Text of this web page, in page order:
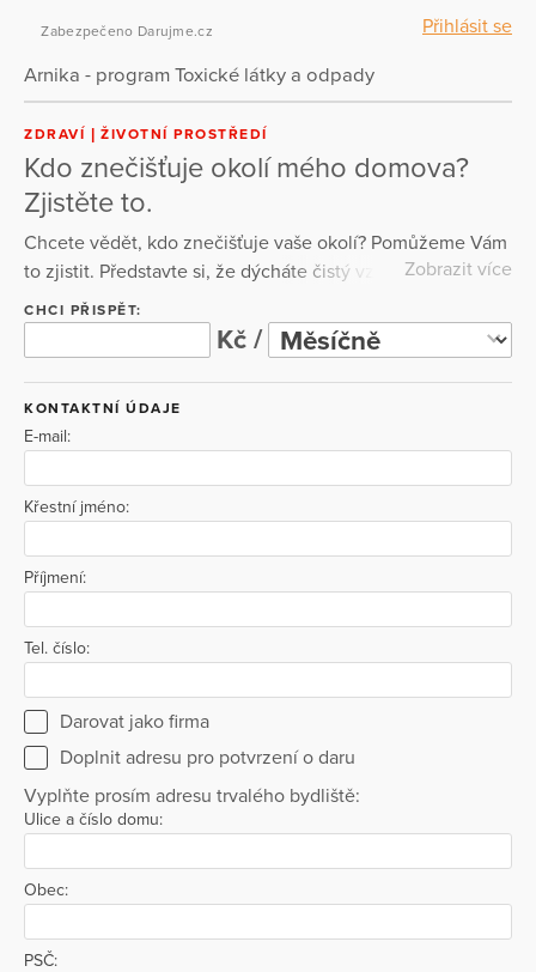
Přihlásit se
Zabezpečeno Darujme.cz
Arnika - program Toxické látky a odpady
ZDRAVÍ ŽIVOTNÍ PROSTŘEDÍ
Kdo znečišťuje okolí mého domova?
Zjistěte to.
Chcete vědět, kdo znečišťuje vaše okolí? Pomůžeme Vám
to zjistit. Představte si, že dýcháte čistý vzduch a pijete
osvěžující vodu – a víte, že to tak zůstane. Jenže bez
informací nemáme kontrolu. Právě proto vznikl projekt
„Kdo znečišťuje okolí mého domova?“ Díky veřejnému
systému Integrovaného registru znečišťování (IRZ) má
každý z nás přístup k údajům o škodlivých látkách
vypouštěných do ovzduší, vody a půdy. My tato data
opravdu každý – a mohl se bránit, jednat, chránit své
zdraví i přírodu.
Zobrazit více
CHCI PŘISPĚT:
Kč /
KONTAKTNÍ ÚDAJE
E-mail:
Křestní jméno:
Příjmení:
Tel. číslo:
Darovat jako firma
Doplnit adresu pro potvrzení o daru
Vyplňte prosím adresu trvalého bydliště:
Ulice a číslo domu:
Obec:
PSČ: